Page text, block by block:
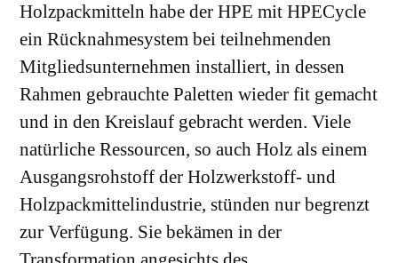
Holzpackmitteln habe der HPE mit HPECycle
ein Rücknahmesystem bei teilnehmenden
Mitgliedsunternehmen installiert, in dessen
Rahmen gebrauchte Paletten wieder fit gemacht
und in den Kreislauf gebracht werden. Viele
natürliche Ressourcen, so auch Holz als einem
Ausgangsrohstoff der Holzwerkstoff- und
Holzpackmittelindustrie, stünden nur begrenzt
zur Verfügung. Sie bekämen in der